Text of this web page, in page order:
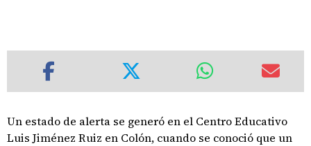
Un estado de alerta se generó en el Centro Educativo
Luis Jiménez Ruiz en Colón, cuando se conoció que un